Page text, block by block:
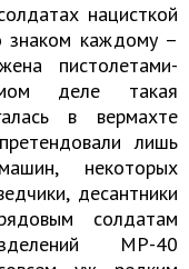
нацисткой
знаком каждому –
пистолетами-
деле такая
в вермахте
лишь
некоторых
десантники
солдатам
MP-40